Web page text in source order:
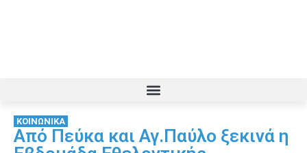
ΚΟΙΝΩΝΙΚΑ
Από Πεύκα και Αγ.Παύλο ξεκινά η